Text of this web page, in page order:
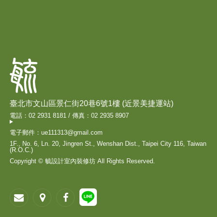
臺北市文山區景仁街20巷6號1樓 (近景美捷運站)
電話：02 2931 8181 / 傳真：02 2935 8907
電子郵件：ue111313@gmail.com
1F., No. 6, Ln. 20, Jingren St., Wenshan Dist., Taipei City 116, Taiwan
(R.O.C.)
Copyright © 毓設計室內裝修坊 All Rights Reserved.